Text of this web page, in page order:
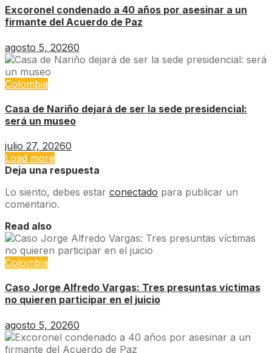
Excoronel condenado a 40 años por asesinar a un
firmante del Acuerdo de Paz
agosto 5, 20260
Colombia
Casa de Nariño dejará de ser la sede presidencial:
será un museo
julio 27, 20260
Load more
Deja una respuesta
Lo siento, debes estar conectado para publicar un
comentario.
Read also
Colombia
Caso Jorge Alfredo Vargas: Tres presuntas víctimas
no quieren participar en el juicio
agosto 5, 20260